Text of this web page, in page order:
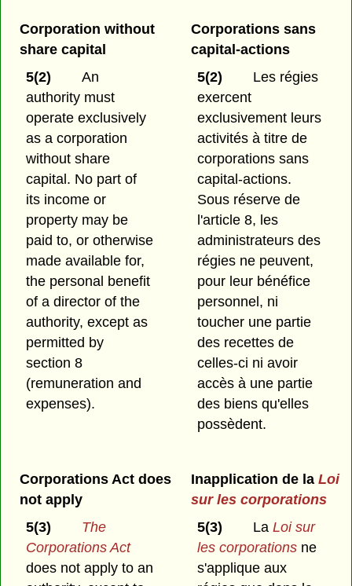
Corporation without
share capital
5(2)
An
authority must
operate exclusively
as a corporation
without share
capital. No part of
its income or
property may be
paid to, or otherwise
made available for,
the personal benefit
of a director of the
authority, except as
permitted by
section 8
(remuneration and
expenses).
Corporations sans
capital-actions
5(2)
Les régies
exercent
exclusivement leurs
activités à titre de
corporations sans
capital-actions.
Sous réserve de
l'article 8, les
administrateurs des
régies ne peuvent,
pour leur bénéfice
personnel, ni
toucher une partie
des recettes de
celles-ci ni avoir
accès à une partie
des biens qu'elles
possèdent.
Corporations Act does
not apply
5(3)
The
Corporations Act
does not apply to an
Inapplication de la Loi
sur les corporations
5(3)
La Loi sur
les corporations ne
s'applique aux